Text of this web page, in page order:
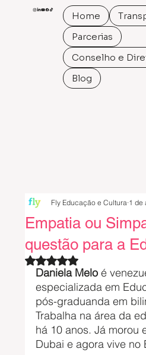
Home
Parcerias
Conselho e
Blog
Empatia ou
questão para a
Fly Educação e Cultura 1 de
Avaliado com NaN de
Daniela Melo é
especializada em
pós-graduanda em
Trabalha na área da
há 10 anos. Já morou
Dubai e agora vive no